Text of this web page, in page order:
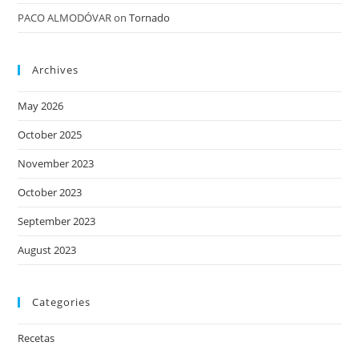
PACO ALMODÓVARonTornado
Archives
May 2026
October 2025
November 2023
October 2023
September 2023
August 2023
Categories
Recetas